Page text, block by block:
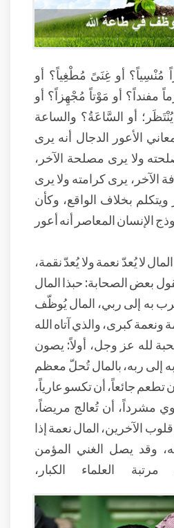
مُنْسِياً؟ أو غِنَىً مُطْغِياً؟ أو
مفنداً؟ أو مَوْتاً مُجْهِزاً؟ أو
أو السَّاعَةُ؟ والساعة
الأعور الدجال أنه يرى
ولا يرى مصلحة الآخر،
الآخر، يرى كرامته ولا يرى
بخلاف الواقع، وكأن
الإنسان المعاصر أنه أعور
لا يُعدّ نعمة ولا يُعدّ نقمة،
بعض الصحابة: حبذا المال
به إلى ربي، المال يُوظّف
ونعمة كبرى، والذي آتاه الله
لله عز وجل، أولاً: يصون
إلى ربه، بالمال تُحلّ معظم
تطعم جائعاً، أن تكسو عارياً،
مشرداً، أن تُعالج مريضاً،
الآخرين، المال نعمة إذا
وقد يصل الغني المؤمن
العلماء الكبار،